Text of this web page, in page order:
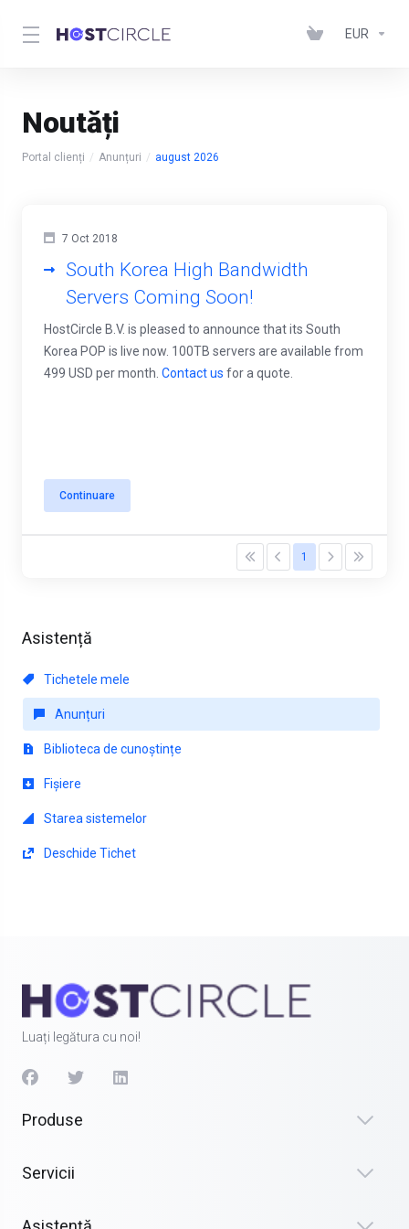
EUR
Noutăți
Portal clienți Anunțuri august 2026
Asistență
Tichetele mele
Anunțuri
Biblioteca de cunoștințe
Fișiere
Starea sistemelor
Deschide Tichet
7 Oct 2018
South Korea High Bandwidth
Servers Coming Soon!
HostCircle B.V. is pleased to announce that its South
Korea POP is live now. 100TB servers are available from
499 USD per month. Contact us for a quote.
Continuare
1
Luați legătura cu noi!
Produse
Servicii